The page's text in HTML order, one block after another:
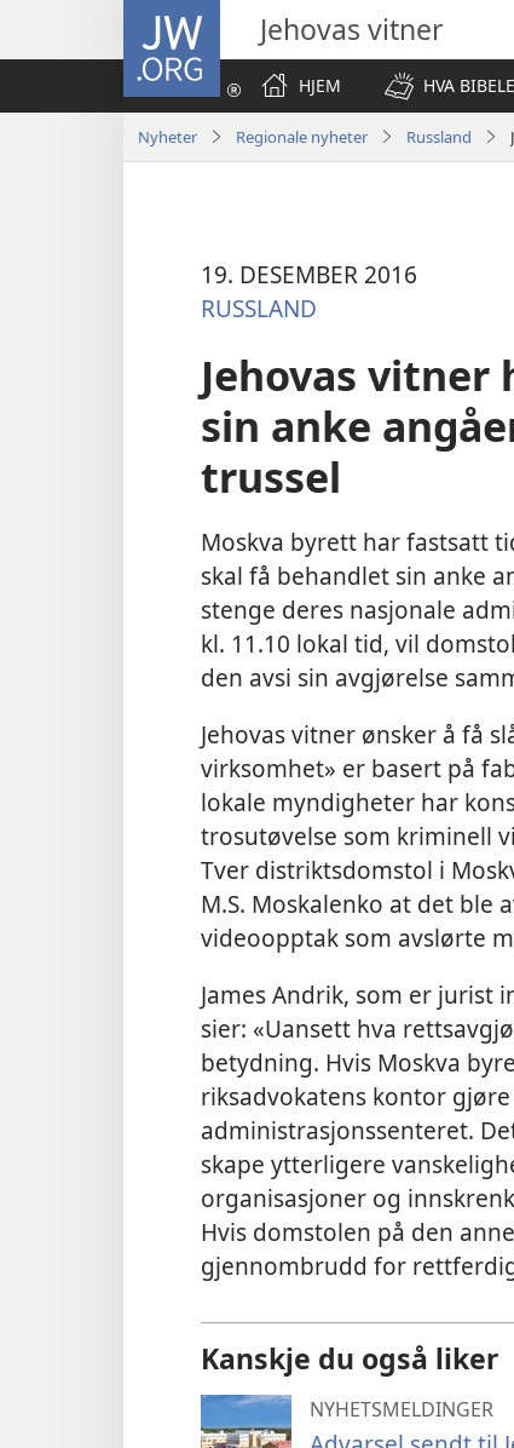
JW.ORG Jehovas vitner
HJEM
HVA
Nyheter Regionale nyheter Russland
19. DESEMBER 2016
RUSSLAND
Jehovas
sin anke
trussel
Moskva byrett har fastsatt
skal få behandlet sin anke
stenge deres nasjonale
kl. 11.10 lokal tid, vil
den avsi sin avgjørelse
Jehovas vitner ønsker å få
virksomhet» er basert på
lokale myndigheter har
trosutøvelse som kriminell
Tver distriktsdomstol i
M.S. Moskalenko at det
videoopptak som avslørte
James Andrik, som er jurist
sier: «Uansett hva
betydning. Hvis Moskva
riksadvokatens kontor
administrasjonssenteret.
skape ytterligere
organisasjoner og
Hvis domstolen på den
gjennombrudd for
Kanskje du også liker
NYHETSMELDINGER